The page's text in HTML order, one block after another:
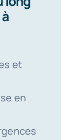
et
en